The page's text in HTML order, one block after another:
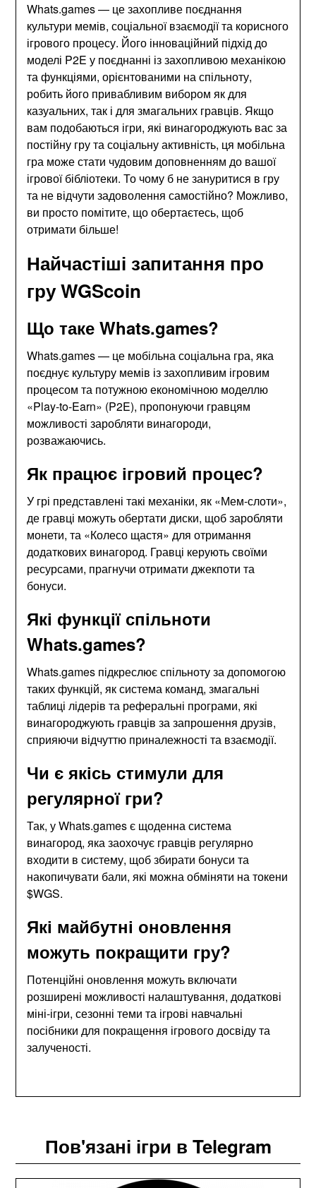
Whats.games — це захопливе поєднання
культури мемів, соціальної взаємодії та корисного
ігрового процесу. Його інноваційний підхід до
моделі P2E у поєднанні із захопливою механікою
та функціями, орієнтованими на спільноту,
робить його привабливим вибором як для
казуальних, так і для змагальних гравців. Якщо
вам подобаються ігри, які винагороджують вас за
постійну гру та соціальну активність, ця мобільна
гра може стати чудовим доповненням до вашої
ігрової бібліотеки. То чому б не зануритися в гру
та не відчути задоволення самостійно? Можливо,
ви просто помітите, що обертаєтесь, щоб
отримати більше!
Найчастіші запитання про
гру WGScoin
Що таке Whats.games?
Whats.games — це мобільна соціальна гра, яка
поєднує культуру мемів із захопливим ігровим
процесом та потужною економічною моделлю
«Play-to-Earn» (P2E), пропонуючи гравцям
можливості заробляти винагороди,
розважаючись.
Як працює ігровий процес?
У грі представлені такі механіки, як «Мем-слоти»,
де гравці можуть обертати диски, щоб заробляти
монети, та «Колесо щастя» для отримання
додаткових винагород. Гравці керують своїми
ресурсами, прагнучи отримати джекпоти та
бонуси.
Які функції спільноти
Whats.games?
Whats.games підкреслює спільноту за допомогою
таких функцій, як система команд, змагальні
таблиці лідерів та реферальні програми, які
винагороджують гравців за запрошення друзів,
сприяючи відчуттю приналежності та взаємодії.
Чи є якісь стимули для
регулярної гри?
Так, у Whats.games є щоденна система
винагород, яка заохочує гравців регулярно
входити в систему, щоб збирати бонуси та
накопичувати бали, які можна обміняти на токени
$WGS.
Які майбутні оновлення
можуть покращити гру?
Потенційні оновлення можуть включати
розширені можливості налаштування, додаткові
міні-ігри, сезонні теми та ігрові навчальні
посібники для покращення ігрового досвіду та
залученості.
Пов'язані ігри в Telegram